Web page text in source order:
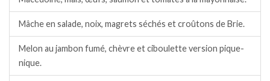
Mâche en salade, noix, magrets séchés et croûtons de Brie.
Melon au jambon fumé, chèvre et ciboulette version pique-
nique.